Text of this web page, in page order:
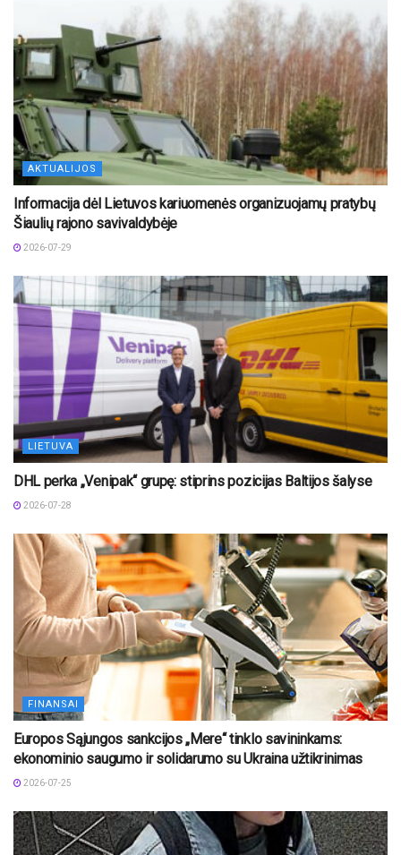
AKTUALIJOS
Informacija dėl Lietuvos kariuomenės organizuojamų pratybų
Šiaulių rajono savivaldybėje
2026-07-29
LIETUVA
DHL perka „Venipak“ grupę: stiprins pozicijas Baltijos šalyse
2026-07-28
FINANSAI
Europos Sąjungos sankcijos „Mere“ tinklo savininkams:
ekonominio saugumo ir solidarumo su Ukraina užtikrinimas
2026-07-25